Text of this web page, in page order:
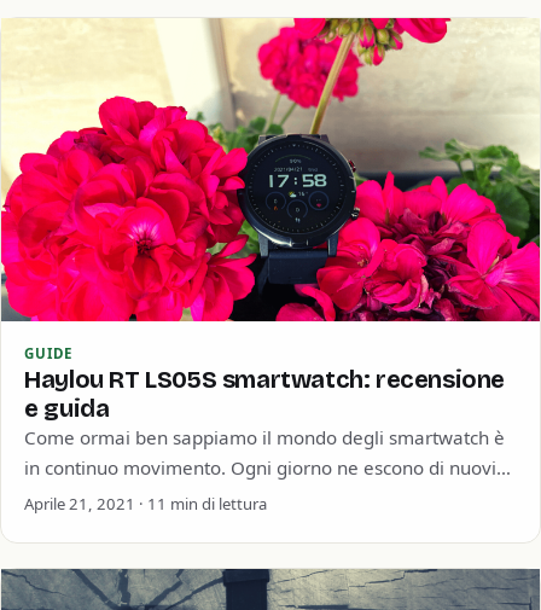
GUIDE
Haylou RT LS05S smartwatch: recensione
e guida
Come ormai ben sappiamo il mondo degli smartwatch è
in continuo movimento. Ogni giorno ne escono di nuovi
con nuove funzionalità e…
Aprile 21, 2021 · 11 min di lettura